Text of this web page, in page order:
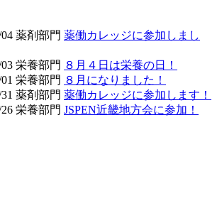
薬剤部門 薬働カレッジに参加しまし
栄養部門 ８月４日は栄養の日！
栄養部門 ８月になりました！
薬剤部門 薬働カレッジに参加します！
栄養部門 JSPEN近畿地方会に参加！